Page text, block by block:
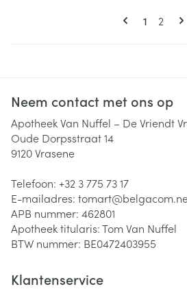
U lees
1 Pagina
2
Neem contact met ons op
Apotheek Van Nuffel – De Vriendt
Oude Dorpsstraat 14
9120Vrasene
Telefoon: +32 3 775 73 17
E-mailadres: tomart@
APB nummer: 462801
Apotheek titularis:Tom Van Nuffel
BTW nummer: BE0472403955
Klantenservice